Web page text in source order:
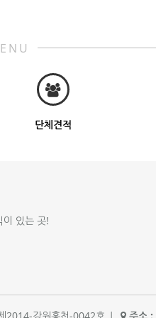
단체견적
있는 곳!